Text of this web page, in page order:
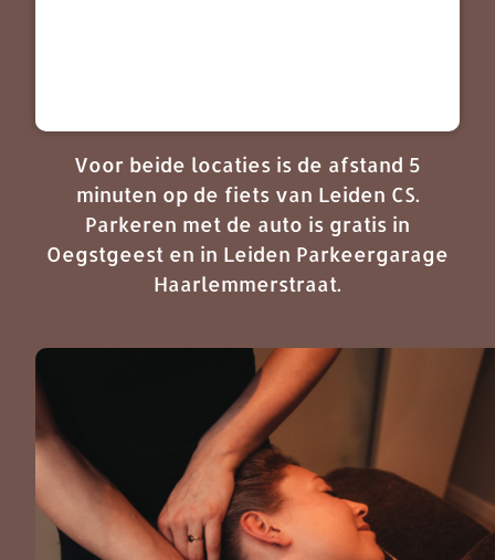
Voor beide locaties is de afstand 5
minuten op de fiets van Leiden CS.
Parkeren met de auto is gratis in
Oegstgeest en in Leiden Parkeergarage
Haarlemmerstraat.